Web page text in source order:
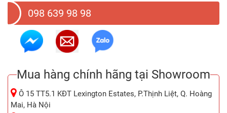
trong những hệ thống đáng tin cậy nhất để bảo mật dữ
liệu và các ứng dụng quan trọng khác như trong môi
trường công nghiệp, y tế nhất.
098 639 98 98
Mua hàng chính hãng tại Showroom
Ô 15 TT5.1 KĐT Lexington Estates, P.Thịnh Liệt, Q. Hoàng
Mai, Hà Nội